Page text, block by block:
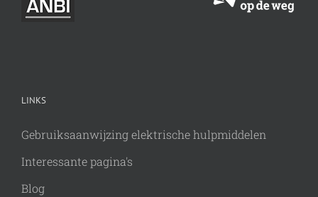
LINKS
Gebruiksaanwijzing elektrische hulpmiddelen
Interessante pagina's
Blog